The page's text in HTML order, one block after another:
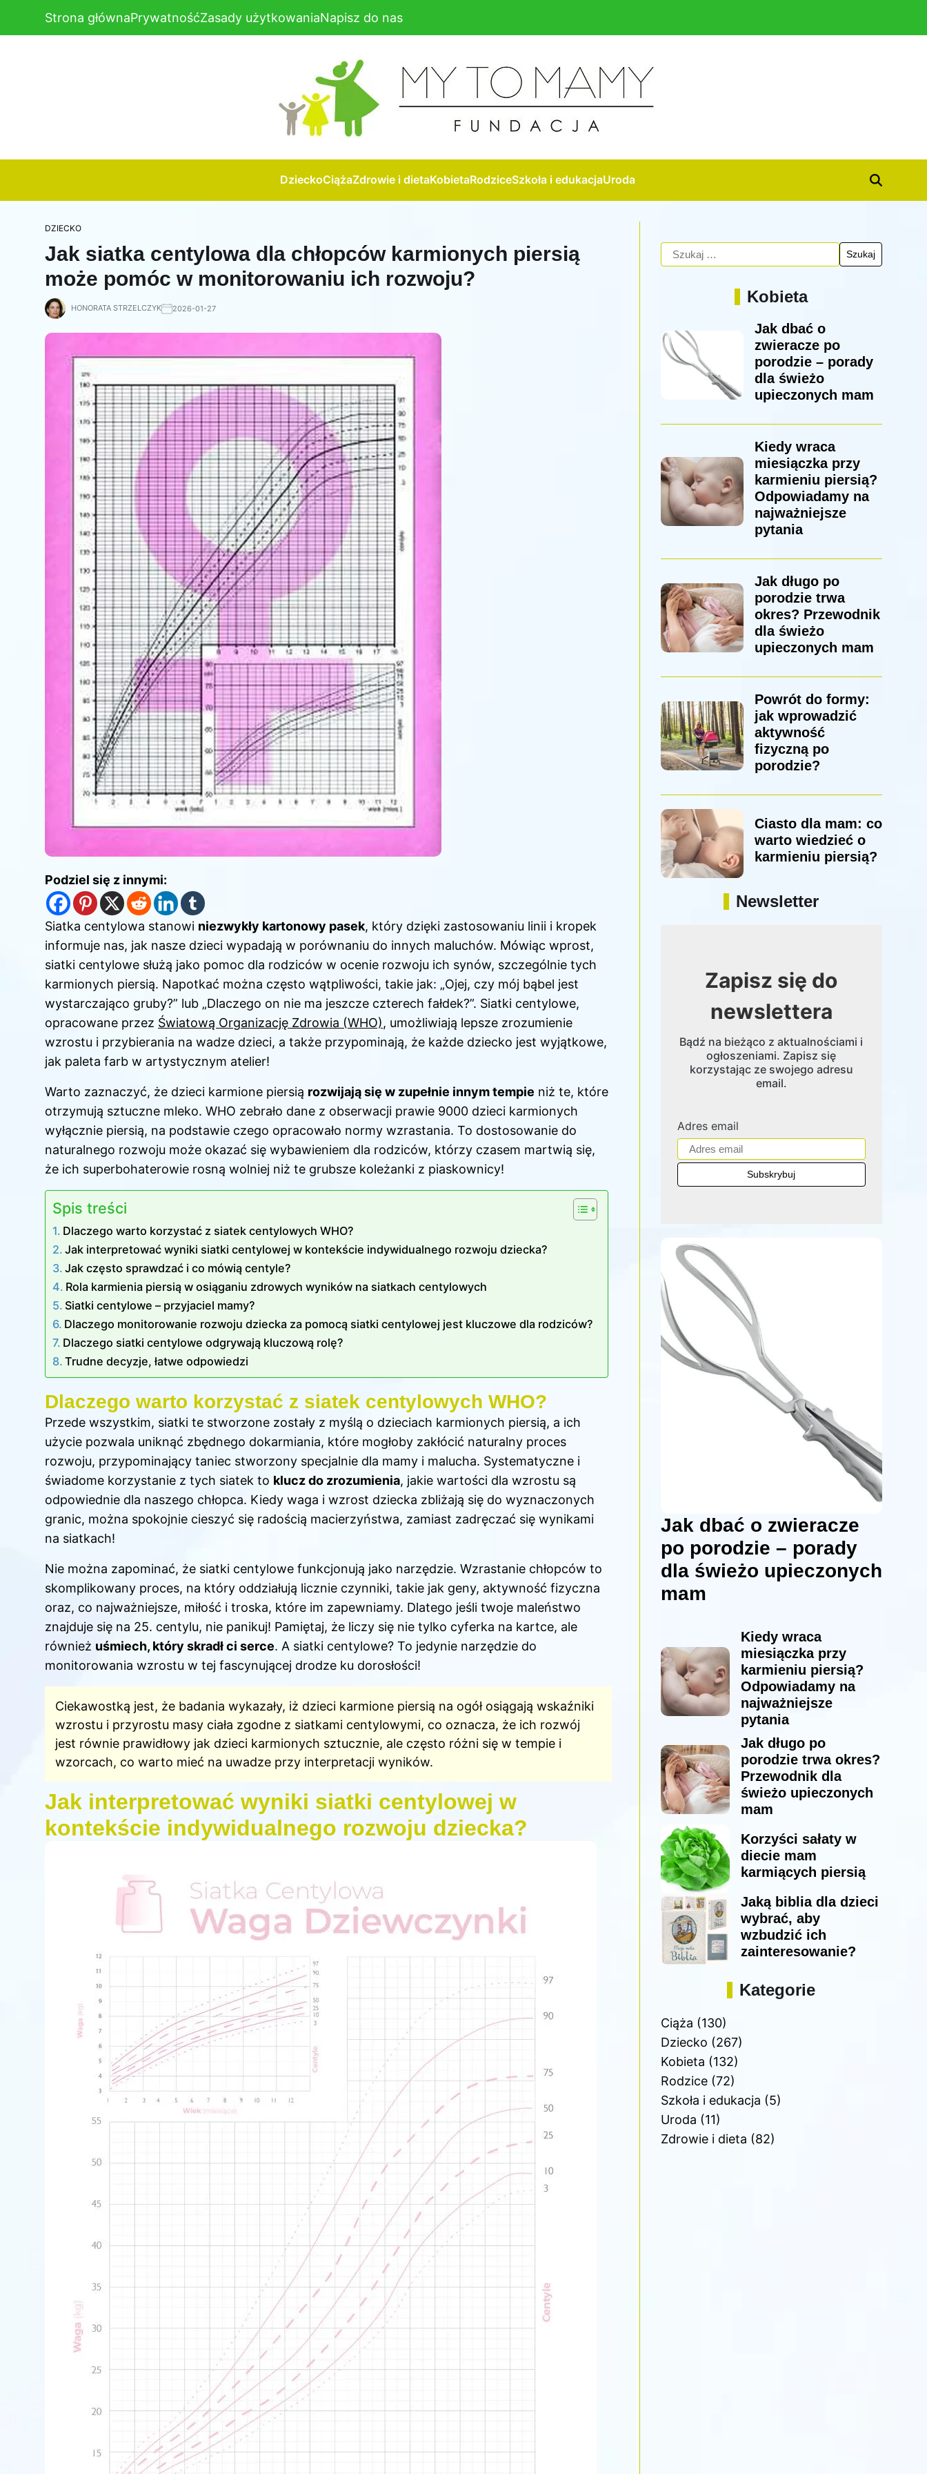
Strona głównaPrywatnośćZasady użytkowaniaNapisz do nas
DzieckoCiążaZdrowie i dietaKobietaRodziceSzkoła i edukacjaUroda
DZIECKO
Jak siatka centylowa dla chłopców karmionych piersią
może pomóc w monitorowaniu ich rozwoju?
HONORATA STRZELCZYK 2026-01-27
Podziel się z innymi:
Siatka centylowa stanowi niezwykły kartonowy pasek, który dzięki zastosowaniu linii i kropek
informuje nas, jak nasze dzieci wypadają w porównaniu do innych maluchów. Mówiąc wprost,
siatki centylowe służą jako pomoc dla rodziców w ocenie rozwoju ich synów, szczególnie tych
karmionych piersią. Napotkać można często wątpliwości, takie jak: „Ojej, czy mój bąbel jest
wystarczająco gruby?” lub „Dlaczego on nie ma jeszcze czterech fałdek?”. Siatki centylowe,
opracowane przez Światową Organizację Zdrowia (WHO), umożliwiają lepsze zrozumienie
wzrostu i przybierania na wadze dzieci, a także przypominają, że każde dziecko jest wyjątkowe,
jak paleta farb w artystycznym atelier!
Warto zaznaczyć, że dzieci karmione piersią rozwijają się w zupełnie innym tempie niż te, które
otrzymują sztuczne mleko. WHO zebrało dane z obserwacji prawie 9000 dzieci karmionych
wyłącznie piersią, na podstawie czego opracowało normy wzrastania. To dostosowanie do
naturalnego rozwoju może okazać się wybawieniem dla rodziców, którzy czasem martwią się,
że ich superbohaterowie rosną wolniej niż te grubsze koleżanki z piaskownicy!
Spis treści
Dlaczego warto korzystać z siatek centylowych WHO?
Jak interpretować wyniki siatki centylowej w kontekście indywidualnego rozwoju dziecka?
Jak często sprawdzać i co mówią centyle?
Rola karmienia piersią w osiąganiu zdrowych wyników na siatkach centylowych
Siatki centylowe – przyjaciel mamy?
Dlaczego monitorowanie rozwoju dziecka za pomocą siatki centylowej jest kluczowe dla rodziców?
Dlaczego siatki centylowe odgrywają kluczową rolę?
Trudne decyzje, łatwe odpowiedzi
Dlaczego warto korzystać z siatek centylowych WHO?
Przede wszystkim, siatki te stworzone zostały z myślą o dzieciach karmionych piersią, a ich
użycie pozwala uniknąć zbędnego dokarmiania, które mogłoby zakłócić naturalny proces
rozwoju, przypominający taniec stworzony specjalnie dla mamy i malucha. Systematyczne i
świadome korzystanie z tych siatek to klucz do zrozumienia, jakie wartości dla wzrostu są
odpowiednie dla naszego chłopca. Kiedy waga i wzrost dziecka zbliżają się do wyznaczonych
granic, można spokojnie cieszyć się radością macierzyństwa, zamiast zadręczać się wynikami
na siatkach!
Nie można zapominać, że siatki centylowe funkcjonują jako narzędzie. Wzrastanie chłopców to
skomplikowany proces, na który oddziałują licznie czynniki, takie jak geny, aktywność fizyczna
oraz, co najważniejsze, miłość i troska, które im zapewniamy. Dlatego jeśli twoje maleństwo
znajduje się na 25. centylu, nie panikuj! Pamiętaj, że liczy się nie tylko cyferka na kartce, ale
również uśmiech, który skradł ci serce. A siatki centylowe? To jedynie narzędzie do
monitorowania wzrostu w tej fascynującej drodze ku dorosłości!
Ciekawostką jest, że badania wykazały, iż dzieci karmione piersią na ogół osiągają wskaźniki
wzrostu i przyrostu masy ciała zgodne z siatkami centylowymi, co oznacza, że ich rozwój
jest równie prawidłowy jak dzieci karmionych sztucznie, ale często różni się w tempie i
wzorcach, co warto mieć na uwadze przy interpretacji wyników.
Jak interpretować wyniki siatki centylowej w
kontekście indywidualnego rozwoju dziecka?
Kobieta
Jak dbać o
zwieracze po
porodzie – porady
dla świeżo
upieczonych mam
Kiedy wraca
miesiączka przy
karmieniu piersią?
Odpowiadamy na
najważniejsze
pytania
Jak długo po
porodzie trwa
okres? Przewodnik
dla świeżo
upieczonych mam
Powrót do formy:
jak wprowadzić
aktywność
fizyczną po
porodzie?
Ciasto dla mam: co
warto wiedzieć o
karmieniu piersią?
Newsletter
Zapisz się do
newslettera
Bądź na bieżąco z aktualnościami i
ogłoszeniami. Zapisz się
korzystając ze swojego adresu
email.
Adres email
Jak dbać o zwieracze
po porodzie – porady
dla świeżo upieczonych
mam
Kiedy wraca
miesiączka przy
karmieniu piersią?
Odpowiadamy na
najważniejsze
pytania
Jak długo po
porodzie trwa okres?
Przewodnik dla
świeżo upieczonych
mam
Korzyści sałaty w
diecie mam
karmiących piersią
Jaką biblia dla dzieci
wybrać, aby
wzbudzić ich
zainteresowanie?
Kategorie
Ciąża (130)
Dziecko (267)
Kobieta (132)
Rodzice(72)
Szkoła i edukacja (5)
Uroda (11)
Zdrowie i dieta (82)